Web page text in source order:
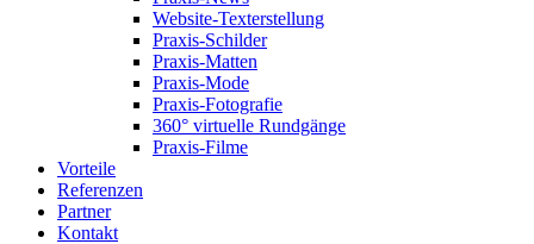
Website-Texterstellung
Praxis-Schilder
Praxis-Matten
Praxis-Mode
Praxis-Fotografie
360° virtuelle Rundgänge
Praxis-Filme
Vorteile
Referenzen
Partner
Kontakt